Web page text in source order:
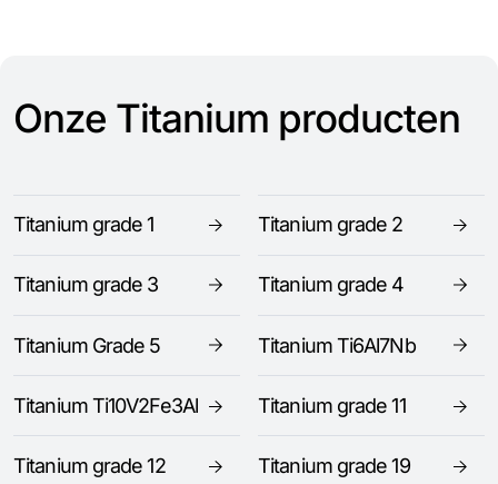
Onze Titanium producten
Titanium grade 1 Titanium grade 2
Titanium grade 3 Titanium grade 4
Titanium Grade 5 Titanium Ti6Al7Nb
Titanium Ti10V2Fe3Al Titanium grade 11
Titanium grade 12 Titanium grade 19